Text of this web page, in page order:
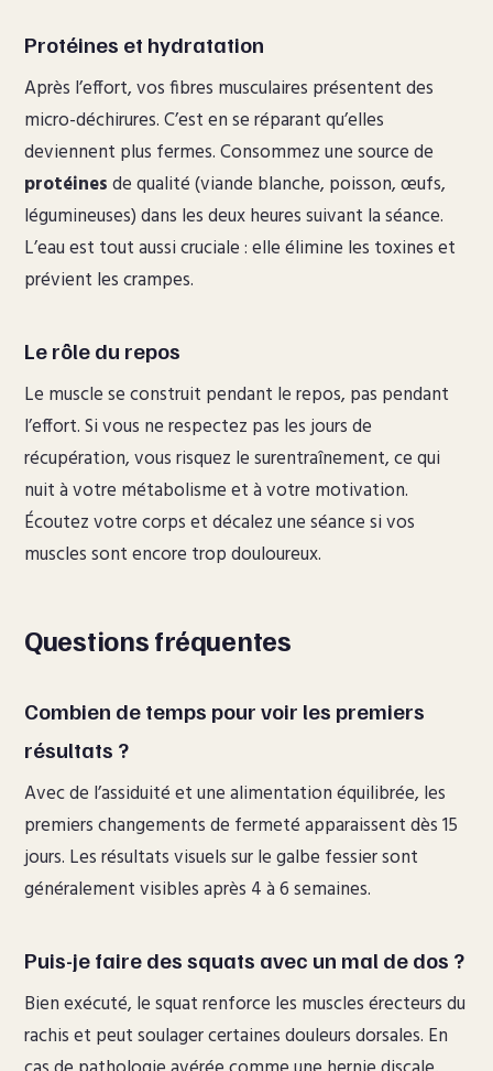
Protéines et hydratation
Après l’effort, vos fibres musculaires présentent des
micro-déchirures. C’est en se réparant qu’elles
deviennent plus fermes. Consommez une source de
protéinesde qualité (viande blanche, poisson, œufs,
légumineuses) dans les deux heures suivant la séance.
L’eau est tout aussi cruciale : elle élimine les toxines et
prévient les crampes.
Le rôle du repos
Le muscle se construit pendant le repos, pas pendant
l’effort. Si vous ne respectez pas les jours de
récupération, vous risquez le surentraînement, ce qui
nuit à votre métabolisme et à votre motivation.
Écoutez votre corps et décalez une séance si vos
muscles sont encore trop douloureux.
Questions fréquentes
Combien de temps pour voir les premiers
résultats ?
Avec de l’assiduité et une alimentation équilibrée, les
premiers changements de fermeté apparaissent dès 15
jours. Les résultats visuels sur le galbe fessier sont
généralement visibles après 4 à 6 semaines.
Puis-je faire des squats avec un mal de dos ?
Bien exécuté, le squat renforce les muscles érecteurs du
rachis et peut soulager certaines douleurs dorsales. En